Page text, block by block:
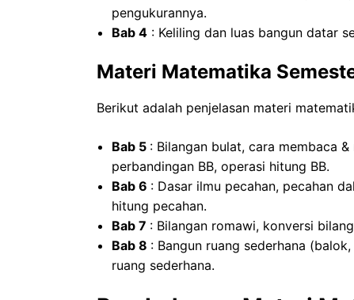
pengukurannya.
Bab 4 : Keliling dan luas bangun datar
Materi Matematika
Berikut adalah penjelasan materi
Bab 5 : Bilangan bulat, cara membaca
perbandingan BB, operasi hitung BB.
Bab 6 : Dasar ilmu pecahan, pecahan
hitung pecahan.
Bab 7 : Bilangan romawi, konversi
Bab 8 : Bangun ruang sederhana
ruang sederhana.